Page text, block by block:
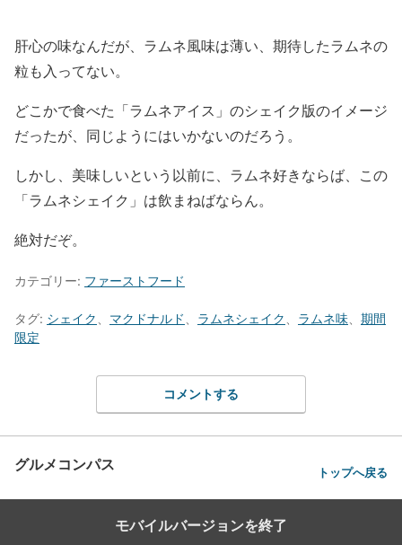
肝心の味なんだが、ラムネ風味は薄い、期待したラムネの
粒も入ってない。
どこかで食べた「ラムネアイス」のシェイク版のイメージ
だったが、同じようにはいかないのだろう。
しかし、美味しいという以前に、ラムネ好きならば、この
「ラムネシェイク」は飲まねばならん。
絶対だぞ。
カテゴリー: ファーストフード
タグ: シェイク マクドナルド ラムネシェイク ラムネ味
期間
限定
コメントする
グルメコンパス トップへ戻る
モバイルバージョンを終了